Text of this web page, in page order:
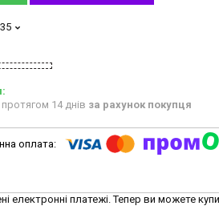
14 днів за рахунок покупця
електронні платежі. Тепер ви можете